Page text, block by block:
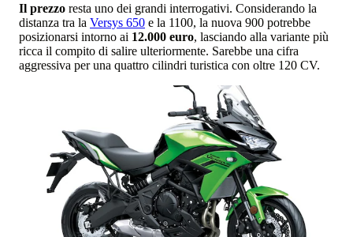
Il prezzo resta uno dei grandi interrogativi. Considerando la
distanza tra la Versys 650 e la 1100, la nuova 900 potrebbe
posizionarsi intorno ai 12.000 euro, lasciando alla variante più
ricca il compito di salire ulteriormente. Sarebbe una cifra
aggressiva per una quattro cilindri turistica con oltre 120 CV.